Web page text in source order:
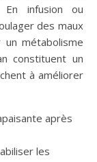
infusion ou
des maux
métabolisme
constituent un
à améliorer
après
les